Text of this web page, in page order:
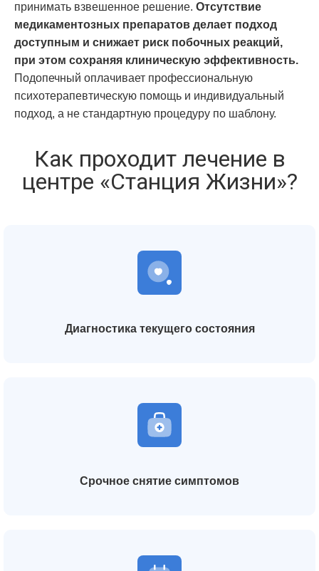
принимать взвешенное решение. Отсутствие
медикаментозных препаратов делает подход
доступным и снижает риск побочных реакций,
при этом сохраняя клиническую эффективность.
Подопечный оплачивает профессиональную
психотерапевтическую помощь и индивидуальный
подход, а не стандартную процедуру по шаблону.
Как проходит лечение в
центре «Станция Жизни»?
Диагностика текущего состояния
Срочное снятие симптомов